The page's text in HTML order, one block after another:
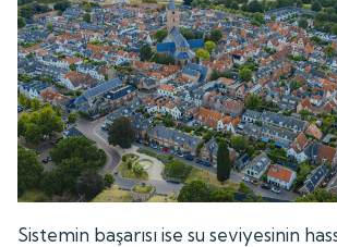
Sistemin başarısı ise su seviyesinin